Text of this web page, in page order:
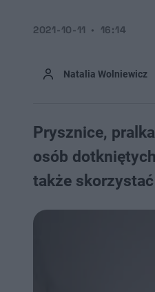
Natalia Wolniewicz
2021-10-11 16:14
​Prysznice,
osób
także